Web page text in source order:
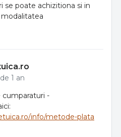
se poate achizitiona si in
modalitatea
1 an
cumparaturi -
info/metode-plata